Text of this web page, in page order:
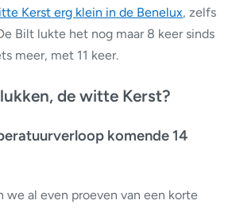
Kerst erg klein in de Benelux, zelfs
Bilt lukte het nog maar 8 keer sinds
meer, met 11 keer.
de witte Kerst?
komende 14
we al even proeven van een korte